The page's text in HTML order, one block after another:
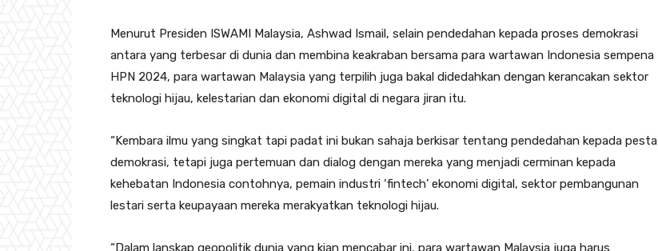
Menurut Presiden ISWAMI Malaysia, Ashwad Ismail, selain pendedahan kepada proses demokrasi
antara yang terbesar di dunia dan membina keakraban bersama para wartawan Indonesia sempena
HPN 2024, para wartawan Malaysia yang terpilih juga bakal didedahkan dengan kerancakan sektor
teknologi hijau, kelestarian dan ekonomi digital di negara jiran itu.
“Kembara ilmu yang singkat tapi padat ini bukan sahaja berkisar tentang pendedahan kepada pesta
demokrasi, tetapi juga pertemuan dan dialog dengan mereka yang menjadi cerminan kepada
kehebatan Indonesia contohnya, pemain industri ‘fintech’ ekonomi digital, sektor pembangunan
lestari serta keupayaan mereka merakyatkan teknologi hijau.
“Dalam lanskap geopolitik dunia yang kian mencabar ini, para wartawan Malaysia juga harus